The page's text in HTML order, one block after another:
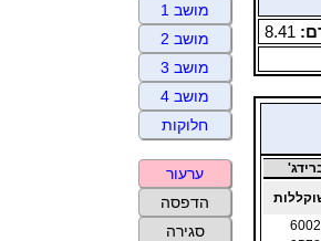
8.41
6002
מושב 1
מושב 2
מושב 3
מושב 4
חלוקות
ערעור
הדפסה
סגירה